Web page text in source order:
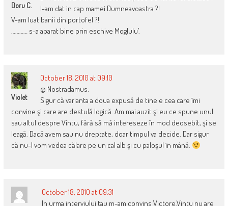
Doru C.
I-am dat in cap mamei Dumneavoastra ?!
V-am luat banii din portofel ?!
………… s-a aparat bine prin eschive Moglulu’.
Violet
October 18, 2010 at 09:10
@ Nostradamus:
Sigur că varianta a doua expusă de tine e cea care îmi
convine şi care are destulă logică. Am mai auzit şi eu ce spune unul
sau altul despre Vîntu, fără să mă intereseze în mod deosebit, şi se
leagă. Dacă avem sau nu dreptate, doar timpul va decide. Dar sigur
că nu-l vom vedea călare pe un cal alb şi cu paloşul în mână.
October 18, 2010 at 09:31
In urma interviului tau m-am convins Victore.Vintu nu are